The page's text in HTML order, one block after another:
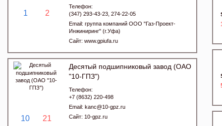
1 2
Телефон:
(347) 293-43-23, 274-22-05
Email: группа компаний ООО "Газ-Проект-
Инжиниринг" (г.Уфа)
Сайт: www.gpiufa.ru
10 21
Десятый подшипниковый завод (ОАО
"10-ГПЗ")
Телефон:
+7 (8632) 220-498
Email: kanc@10-gpz.ru
Сайт: 10-gpz.ru